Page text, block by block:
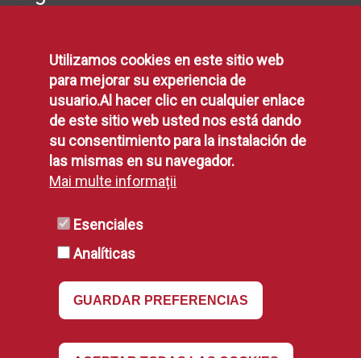
Política de Privacidad
Aviso Legal
Disponibilidad
Declaración de Accesibilidad
Política de Cookies
Utilizamos cookies en este sitio web
para mejorar su experiencia de
usuario.Al hacer clic en cualquier enlace
de este sitio web usted nos está dando
su consentimiento para la instalación de
las mismas en su navegador.
Mai multe informații
Esenciales
Analíticas
GUARDAR PREFERENCIAS